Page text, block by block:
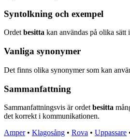
Syntolkning och exempel
Ordetbesitta kan användas på olika
Vanliga synonymer
Det finns olika synonymer som kan
Sammanfattning
Sammanfattningsvis är ordet besitta
det korrekt i kommunikationen.
Amper• Klagosång • Rova • Uppassare